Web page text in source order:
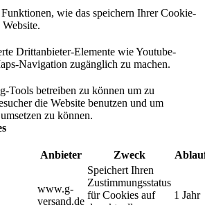
wie das speichern Ihrer Cookie-
Drittanbieter-Elemente wie Youtube-
Navigation zugänglich zu machen.
Tools betreiben zu können um zu
die Website benutzen und um
zu können.
Anbieter Zweck
www.g-
versand.de
Speichert Ihren
Zustimmungsstatus
für Cookies auf
1 Jahr